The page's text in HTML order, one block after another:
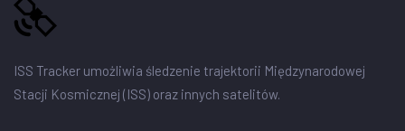
ISS Tracker umożliwia śledzenie trajektorii Międzynarodowej
Stacji Kosmicznej (ISS) oraz innych satelitów.